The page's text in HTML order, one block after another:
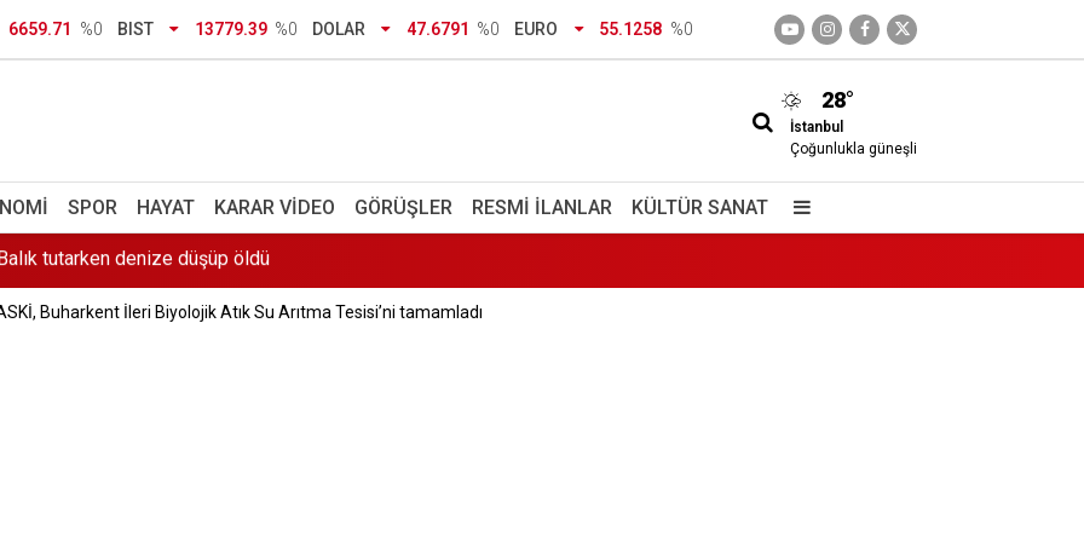
6659.71 %0 BIST 13779.39 %0 DOLAR 47.6791 %0 EURO 55.1258 %0
28°
İstanbul
Çoğunlukla güneşli
SPOR HAYAT KARAR VIDEO GÖRÜŞLER RESMI İLANLAR KÜLTÜR SANAT
anlaşmasına yorum: İbrahim Anlaşmaları değil, Mekke Anlaşmaları
tutarken denize düşüp öldü
kabul edildi
bulundu: Ölüm nedenleri araştırılıyor
Buharkent İleri Biyolojik Atık Su Arıtma Tesisi’ni tamamladı